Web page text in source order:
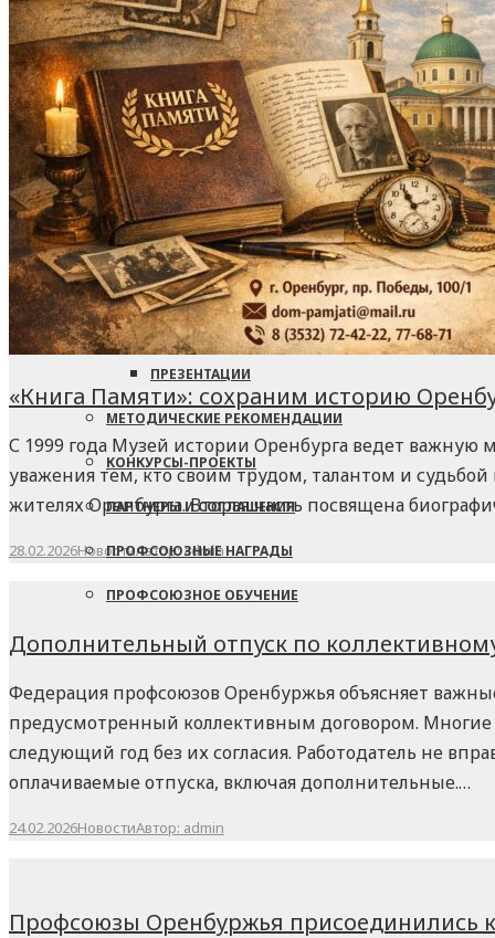
ПРЕЗИДИУМЫ ФПО
СОВЕТЫ ФПО
КОНФЕРЕНЦИИ ФПО
РЕЗОЛЮЦИИ ФПО
В ПОМОЩЬ ПРОФАКТИВИСТУ
ИНФОРМАЦИОННАЯ РАБОТА
АГИТАЦИОННАЯ ПРОДУКЦИЯ
ПОЛЕЗНАЯ ИНФОРМАЦИЯ
ПРЕЗЕНТАЦИИ
МЕТОДИЧЕСКИЕ РЕКОМЕНДАЦИИ
КОНКУРСЫ-ПРОЕКТЫ
ПАРТНЕРЫ И СОГЛАШЕНИЯ
ПРОФСОЮЗНЫЕ НАГРАДЫ
ПРОФСОЮЗНОЕ ОБУЧЕНИЕ
ДВИЖЕНИЯ
ИСТОРИЧЕСКИЕ МАТЕРИАЛЫ
ШТАБ-КВАРТИРА
УСТАВ
ПОЛИТИКА КОНФИДЕНЦИАЛЬНОСТИ
«Книга Памяти»: сохраним историю
С 1999 года Музей истории Оренбурга ведет важную
уважения тем, кто своим трудом, талантом и
жителях Оренбурга. Вторая часть посвящена
28.02.2026НовостиАвтор:admin
Дополнительный отпуск по
Федерация профсоюзов Оренбуржья объясняет
предусмотренный коллективным договором.
следующий год без их согласия. Работодатель не
оплачиваемые отпуска, включая дополнительные.…
24.02.2026НовостиАвтор: admin
Профсоюзы Оренбуржья присоединились